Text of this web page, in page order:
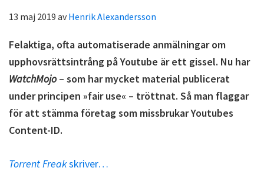
13 maj 2019 avHenrik Alexandersson
Felaktiga, ofta automatiserade anmälningar om
upphovsrättsintrång på Youtube är ett gissel. Nu har
WatchMojo– som har mycket material publicerat
under principen »fair use« – tröttnat. Så man flaggar
för att stämma företag som missbrukar Youtubes
Content-ID.
Torrent Freakskriver…